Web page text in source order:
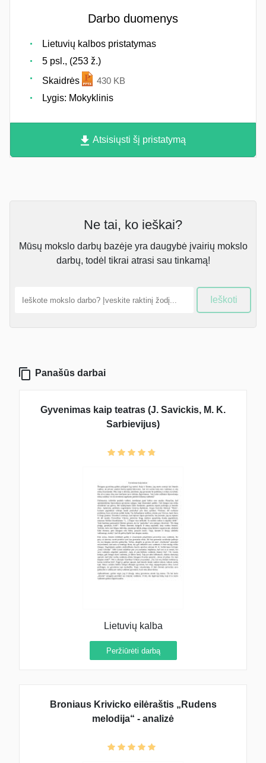
Darbo duomenys
Lietuvių kalbos pristatymas
5 psl., (253 ž.)
Skaidrės
430 KB
Lygis: Mokyklinis
Atsisiųsti šį pristatymą
Ne tai, ko ieškai?
Mūsų mokslo darbų bazėje yra daugybė įvairių mokslo
darbų, todėl tikrai atrasi sau tinkamą!
Ieškoti
Panašūs darbai
Gyvenimas kaip teatras (J. Savickis, M. K.
Sarbievijus)
Lietuvių kalba
Peržiūrėti darbą
Broniaus Krivicko eilėraštis „Rudens
melodija“ - analizė